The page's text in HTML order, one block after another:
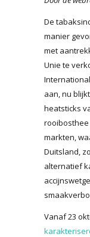
De
manier
met
Unie te
aan, nu
heatsticks
rooibosthee
markten,
Duitsland,
alternatief
Vanaf 23